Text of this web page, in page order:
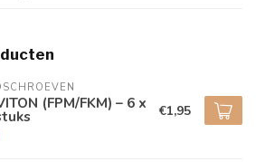
(FPM/FKM) – 6 x €1,95